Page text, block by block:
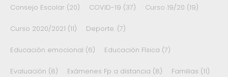
Consejo Escolar (20) COVID-19 (37) Curso 19/20 (19)
Curso 2020/2021 (11) Deporte. (7)
Educación emocional (6) Educación Física (7)
Evaluación (8) Exámenes Fp a distancia (8) Familias (11)